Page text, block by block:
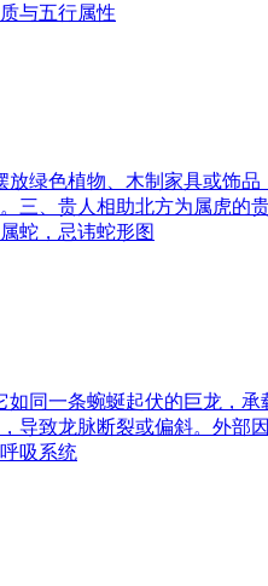
与五行属性
绿色植物、木制家具或饰
三、贵人相助北方为属虎的
蛇，忌讳蛇形图
同一条蜿蜒起伏的巨龙，
致龙脉断裂或偏斜。外部
吸系统